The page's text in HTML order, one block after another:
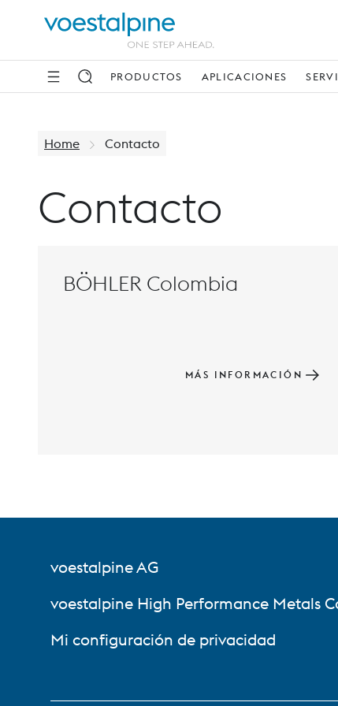
PRODUCTOS APLICACIONES
Home Contacto
Contacto
BÖHLER Colombia
MÁS INFORMACIÓN
voestalpine AG
voestalpine High Performance Metals
Mi configuración de privacidad